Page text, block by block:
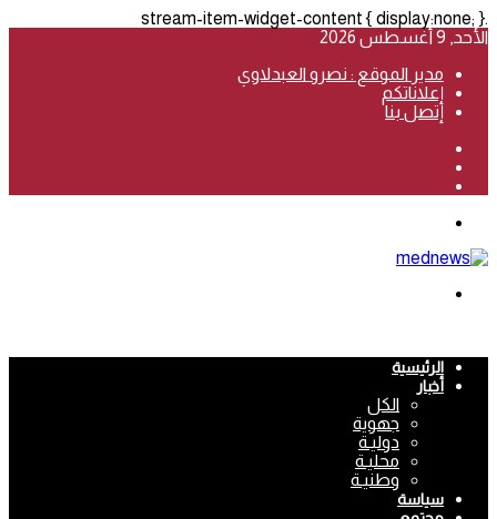
.stream-item-widget-content { display:none; }
الأحد, 9 أغسطس 2026
مدير الموقع : نصرو العبدلاوي
إعلاناتكم
إتصل بنا
الرئيسية
أخبار
الكل
جهوية
دوليـة
محليـة
وطنيـة
سياسة